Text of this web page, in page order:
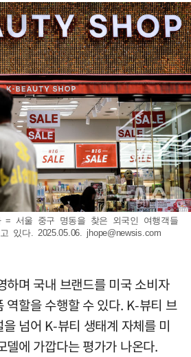
= 서울 중구 명동을 찾은 외국인 여행객들
있다. 2025.05.06. jhope@newsis.com
하며 국내 브랜드를 미국 소비자
역할을 수행할 수 있다. K-뷰티 브
넘어 K-뷰티 생태계 자체를 미
델에 가깝다는 평가가 나온다.